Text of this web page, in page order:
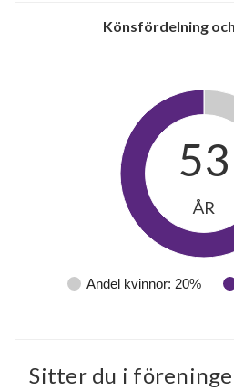
Könsfördelning
Andel kvinnor: 20%
53
ÅR
Sitter du i